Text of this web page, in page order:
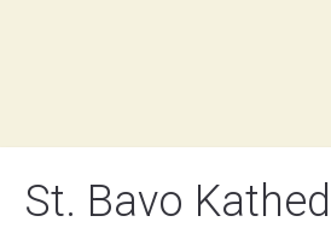
St. Bavo